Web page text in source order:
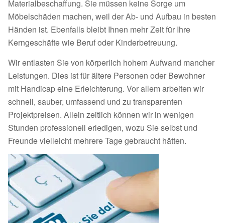
Materialbeschaffung. Sie müssen keine Sorge um
Möbelschäden machen, weil der Ab- und Aufbau in besten
Händen ist. Ebenfalls bleibt Ihnen mehr Zeit für Ihre
Kerngeschäfte wie Beruf oder Kinderbetreuung.
Wir entlasten Sie von körperlich hohem Aufwand mancher
Leistungen. Dies ist für ältere Personen oder Bewohner
mit Handicap eine Erleichterung. Vor allem arbeiten wir
schnell, sauber, umfassend und zu transparenten
Projektpreisen. Allein zeitlich können wir in wenigen
Stunden professionell erledigen, wozu Sie selbst und
Freunde vielleicht mehrere Tage gebraucht hätten.